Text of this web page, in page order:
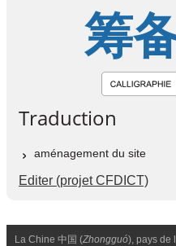
筹
Traduction
aménagement du site
Editer (projet CFDICT)
La Chine 中国 (Zhongguó), pays de